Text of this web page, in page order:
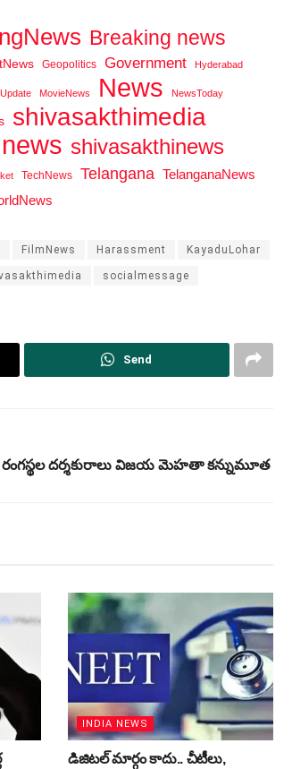
Breaking news
Geopolitics Government Hyderabad
MovieNews News NewsToday
shivasakthimedia
shivasakthinews
TechNews Telangana TelanganaNews
FilmNews Harassment KayaduLohar
socialmessage
Send
దర్శకురాలు విజయ మెహతా కన్నుమూత
INDIA NEWS
డిజిటల్‌ మార్గం కాదు.. చీటీలు,